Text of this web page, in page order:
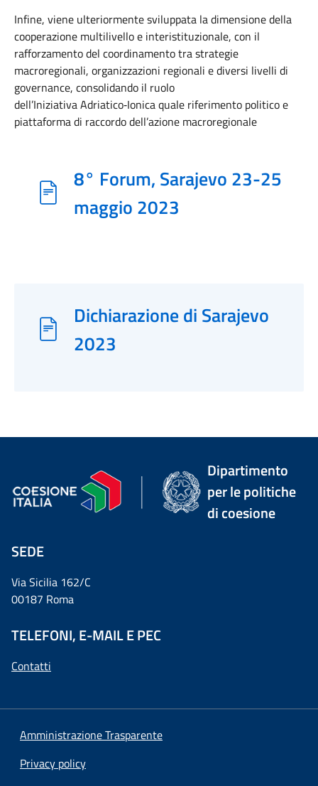
Infine, viene ulteriormente sviluppata la dimensione della
cooperazione multilivello e interistituzionale, con il
rafforzamento del coordinamento tra strategie
macroregionali, organizzazioni regionali e diversi livelli di
governance, consolidando il ruolo
dell’IniziativaAdriatico‑Ionicaquale riferimento politico e
piattaforma di raccordo dell’azione macroregionale
8° Forum, Sarajevo 23-25
maggio 2023
Dichiarazione di Sarajevo
2023
Dipartimento
per le politiche
di coesione
SEDE
Via Sicilia 162/C
00187 Roma
TELEFONI, E-MAIL E PEC
Contatti
Amministrazione Trasparente
Privacy policy